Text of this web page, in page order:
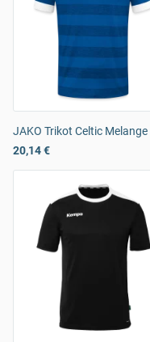
JAKO Trikot Celtic Melange
20,14 €